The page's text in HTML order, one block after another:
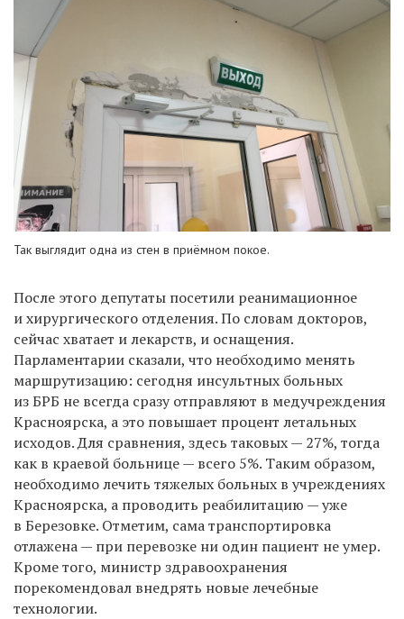
Так выглядит одна из стен в приёмном покое.
После этого депутаты посетили реанимационное
и хирургического отделения.По словам докторов,
сейчас хватает и лекарств, и оснащения.
Парламентарии сказали, что необходимо менять
маршрутизацию: сегодня инсультных больных
из БРБ не всегда сразу отправляют в медучреждения
Красноярска, а это повышает процент летальных
исходов.Для сравнения, здесь таковых — 27%, тогда
как в краевой больнице — всего 5%. Таким образом,
необходимо лечить тяжелых больных в учреждениях
Красноярска, а проводить реабилитацию — уже
в Березовке. Отметим, сама транспортировка
отлажена — при перевозке ни один пациент не умер.
Кроме того, министр здравоохранения
порекомендовал внедрять новые лечебные
технологии.